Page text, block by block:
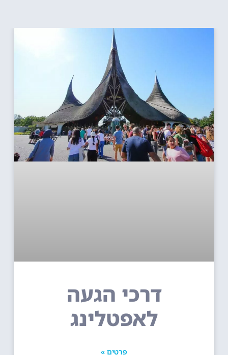
דרכי הגעה
לאפטלינג
פרטים »